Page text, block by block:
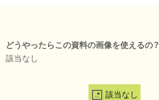
どうやったらこの資料の画像を使えるの？
該当なし
該当なし